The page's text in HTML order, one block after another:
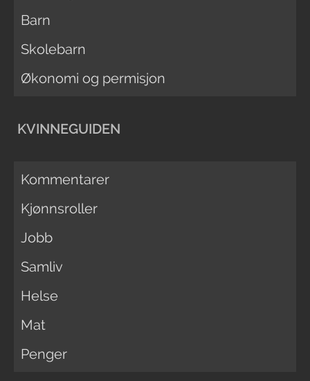
Barn
Skolebarn
Økonomi og permisjon
KVINNEGUIDEN
Kommentarer
Kjønnsroller
Jobb
Samliv
Helse
Mat
Penger